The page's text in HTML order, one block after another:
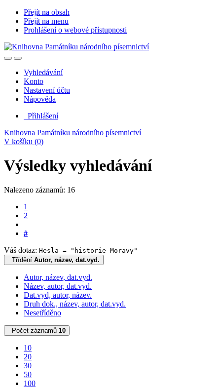
Přejít na obsah
Přejít na menu
Prohlášení o webové přístupnosti
Vyhledávání
Konto
Nastavení účtu
Nápověda
Přihlášení
Knihovna Památníku národního písemnictví
V košíku (0)
Výsledky vyhledávání
Nalezeno záznamů: 16
1
2
#
Váš dotaz: Hesla = "historie Moravy"
Třídění Autor, název, dat.vyd.
Autor, název, dat.vyd.
Název, autor, dat.vyd.
Dat.vyd, autor, název.
Druh dok., název, autor, dat.vyd.
Nesetříděno
Počet záznamů 10
10
20
30
50
100